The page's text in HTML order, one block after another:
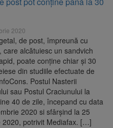
de
Dan
Potra.
pentru
de Senat.
2020
de post, împreună cu
care alcătuiesc un sandvich
poate conține chiar și 30
din studiile efectuate de
Postul Nasterii
sau Postul Craciunului la
40 de zile, începand cu data
2020 si sfârșind la 25
2020, potrivit Mediafax. […]